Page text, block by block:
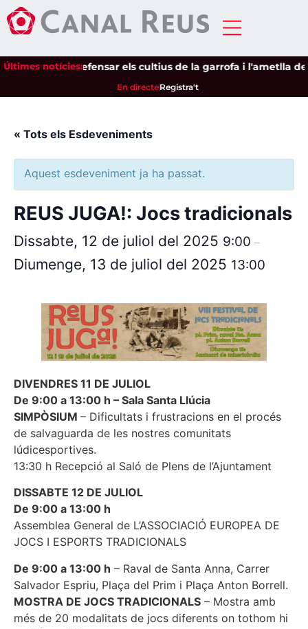
Últimes notícies:per defensar els cultius de la garrofa i l'ametlla de
En directeRegistra't
« Tots els Esdeveniments
Aquest esdeveniment ja ha passat.
REUS JUGA!: Jocs tradicionals
Dissabte, 12 de juliol del 2025 9:00 –
Diumenge, 13 de juliol del 2025 13:00
DIVENDRES 11 DE JULIOL
De 9:00 a 13:00 h – Sala Santa Llúcia
SIMPÒSIUM – Dificultats i frustracions en el procés
de salvaguarda de les nostres comunitats
lúdicesportives.
13:30 h Recepció al Saló de Plens de l’Ajuntament
DISSABTE 12 DE JULIOL
De 9:00 a 13:00 h
Assemblea General de L’ASSOCIACIÓ EUROPEA DE
JOCS I ESPORTS TRADICIONALS
De 9:00 a 13:00 h – Raval de Santa Anna, Carrer
Salvador Espriu, Plaça del Prim i Plaça Anton Borrell.
MOSTRA DE JOCS TRADICIONALS – Mostra amb
més de 20 modalitats de jocs diferents on tothom hi